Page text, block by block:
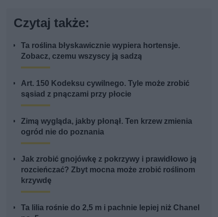
Czytaj także:
Ta roślina błyskawicznie wypiera hortensje.
Zobacz, czemu wszyscy ją sadzą
Art. 150 Kodeksu cywilnego. Tyle może zrobić
sąsiad z pnączami przy płocie
Zimą wygląda, jakby płonął. Ten krzew zmienia
ogród nie do poznania
Jak zrobić gnojówkę z pokrzywy i prawidłowo ją
rozcieńczać? Zbyt mocna może zrobić roślinom
krzywdę
Ta lilia rośnie do 2,5 m i pachnie lepiej niż Chanel